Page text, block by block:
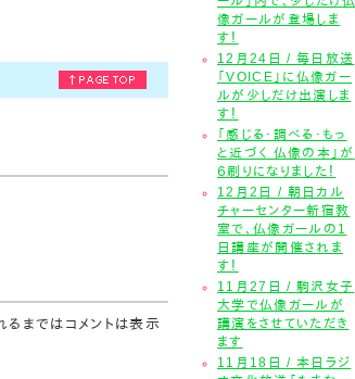
まではコメントは表示
像ガールが登場しま
す！
12月24日 / 毎日放送
「VOICE」に仏像ガー
ルが少しだけ出演しま
す！
「感じる・調べる・もっ
と近づく 仏像の本」が
６刷りになりました！
12月2日 / 朝日カル
チャーセンター新宿教
室で、仏像ガールの1
日講座が開催されま
す！
11月27日 / 駒沢女子
大学で仏像ガールが
講演をさせていただき
ます
11月18日 / 本日ラジ